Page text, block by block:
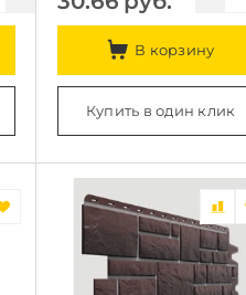
В корзину
Купить в один клик